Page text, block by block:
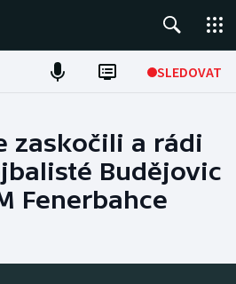
SLEDOVAT
zaskočili a rádi
Budějovic
Fenerbahce